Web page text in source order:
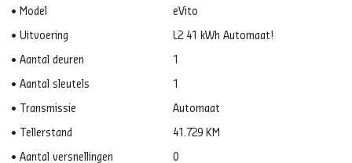
Model eVito
Uitvoering L2 41 kWh Automaat!
Aantal deuren 1
Aantal sleutels 1
Transmissie Automaat
Tellerstand 41.729 KM
Aantal versnellingen 0